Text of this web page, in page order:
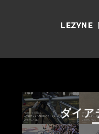
LEZYNE
ダイア